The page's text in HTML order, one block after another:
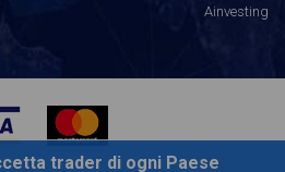
Ainvesting
trader di ogni Paese